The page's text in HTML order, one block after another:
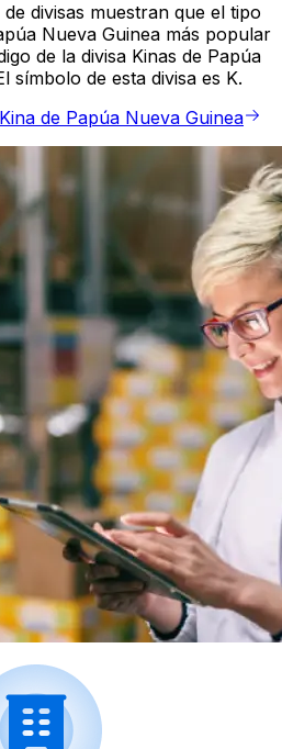
divisas muestran que el tipo
Nueva Guinea más popular
de la divisa Kinas de Papúa
símbolo de esta divisa es K.
de Papúa Nueva Guinea